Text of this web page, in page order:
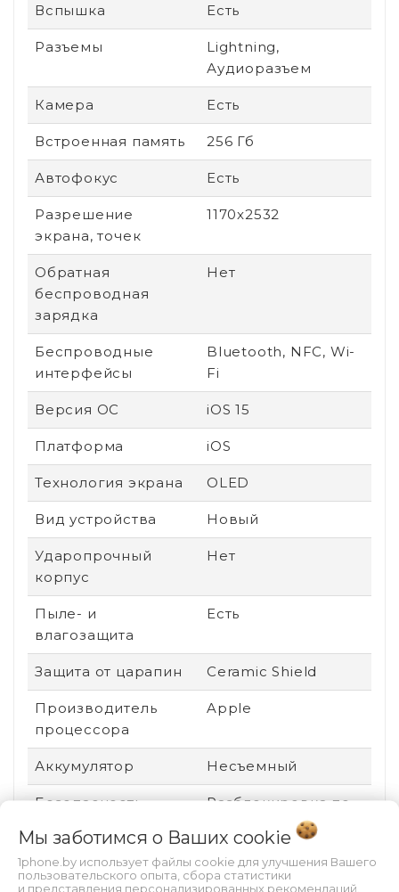
Вспышка Есть
Разъемы
Lightning,
Аудиоразъем
Камера Есть
Встроенная память 256 Гб
Автофокус Есть
Разрешение
экрана, точек
1170x2532
Обратная
беспроводная
зарядка
Нет
Беспроводные
интерфейсы
Bluetooth, NFC, Wi-
Fi
Версия ОС iOS 15
Платформа iOS
Технология экрана OLED
Вид устройства Новый
Ударопрочный
корпус
Нет
Пыле- и
влагозащита
Есть
Защита от царапин Ceramic Shield
Производитель
процессора
Apple
Аккумулятор Несъемный
Безопасность
Разблокировка по
лицу, Сканер лица
или радужки глаза
Техпроцесс 5 нм
Мы заботимся о Ваших cookie
1phone.by использует файлы cookie для улучшения Вашего
пользовательского опыта, сбора статистики
и представления персонализированных рекомендаций.